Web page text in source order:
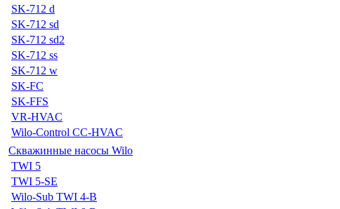
SK-712 d
SK-712 sd
SK-712 sd2
SK-712 ss
SK-712 w
SK-FC
SK-FFS
VR-HVAC
Wilo-Control CC-HVAC
Скважинные насосы Wilo
TWI 5
TWI 5-SE
Wilo-Sub TWI 4-B